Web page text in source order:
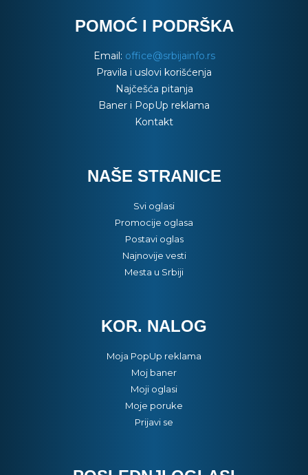
POMOĆ I PODRŠKA
Email: office@srbijainfo.rs
Pravila i uslovi korišćenja
Najčešća pitanja
Baner i PopUp reklama
Kontakt
NAŠE STRANICE
Svi oglasi
Promocije oglasa
Postavi oglas
Najnovije vesti
Mesta u Srbiji
KOR. NALOG
Moja PopUp reklama
Moj baner
Moji oglasi
Moje poruke
Prijavi se